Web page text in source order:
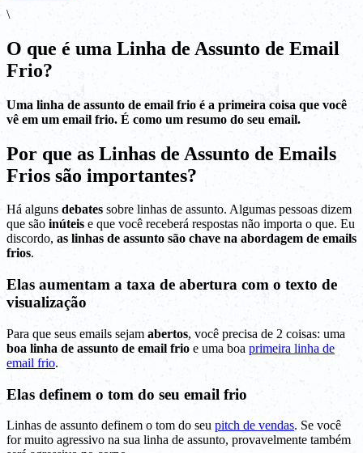
\
O que é uma Linha de Assunto de Email
Frio?
Uma linha de assunto de email frio é a primeira coisa que você
vê em um email frio. É como um resumo do seu email.
Por que as Linhas de Assunto de Emails
Frios são importantes?
Há alguns debates sobre linhas de assunto. Algumas pessoas dizem
que são inúteis e que você receberá respostas não importa o que. Eu
discordo, as linhas de assunto são chave na abordagem de emails
frios.
Elas aumentam a taxa de abertura com o texto de
visualização
Para que seus emails sejam abertos, você precisa de 2 coisas: uma
boa linha de assunto de email frio e uma boa primeira linha de
email frio.
Elas definem o tom do seu email frio
Linhas de assunto definem o tom do seu pitch de vendas. Se você
for muito agressivo na sua linha de assunto, provavelmente também